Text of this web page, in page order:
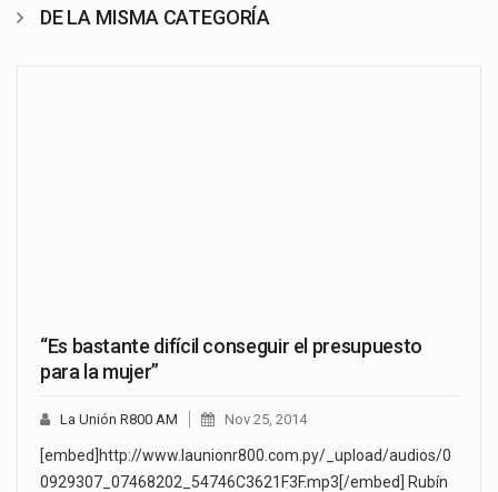
DE LA MISMA CATEGORÍA
“Es bastante difícil conseguir el presupuesto
para la mujer”
La Unión R800 AM Nov 25, 2014
[embed]http://www.launionr800.com.py/_upload/audios/0
0929307_07468202_54746C3621F3F.mp3[/embed] Rubín